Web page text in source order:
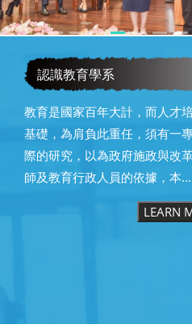
校友
認識教育學系
教育是國家百年大計，而人才
基礎，為肩負此重任，須有一
際的研究，以為政府施政與改
師及教育行政人員的依據，本...
LEARN